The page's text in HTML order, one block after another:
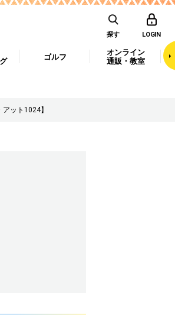
探す LOGIN
ゴルフ
オンライン
通販・教室
ット1024】